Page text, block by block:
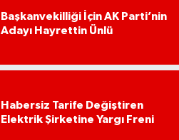
Başkanvekilliği İçin AK Parti’nin
Adayı Hayrettin Ünlü
Habersiz Tarife Değiştiren
Elektrik Şirketine Yargı Freni